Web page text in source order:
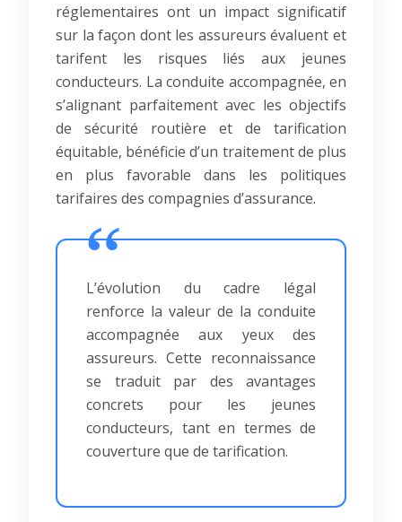
réglementaires ont un impact significatif
sur la façon dont les assureurs évaluent et
tarifent les risques liés aux jeunes
conducteurs. La conduite accompagnée, en
s’alignant parfaitement avec les objectifs
de sécurité routière et de tarification
équitable, bénéficie d’un traitement de plus
en plus favorable dans les politiques
tarifaires des compagnies d’assurance.
L’évolution du cadre légal
renforce la valeur de la conduite
accompagnée aux yeux des
assureurs. Cette reconnaissance
se traduit par des avantages
concrets pour les jeunes
conducteurs, tant en termes de
couverture que de tarification.